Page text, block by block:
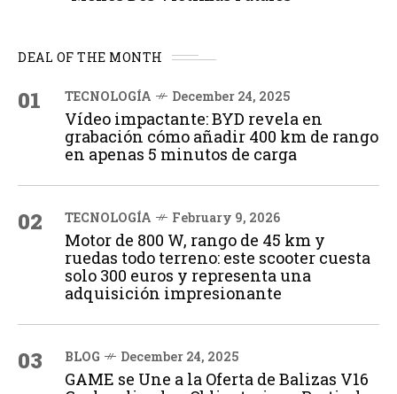
DEAL OF THE MONTH
01 TECNOLOGÍA December 24, 2025
Vídeo impactante: BYD revela en
grabación cómo añadir 400 km de rango
en apenas 5 minutos de carga
02 TECNOLOGÍA February 9, 2026
Motor de 800 W, rango de 45 km y
ruedas todo terreno: este scooter cuesta
solo 300 euros y representa una
adquisición impresionante
03 BLOG December 24, 2025
GAME se Une a la Oferta de Balizas V16